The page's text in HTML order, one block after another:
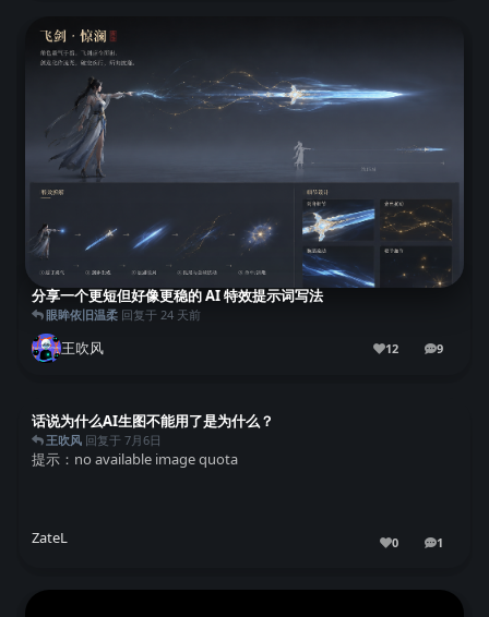
分享一个更短但好像更稳的 AI 特效提示词写法
眼眸依旧温柔回复于 24 天前
王吹风 12 9
9条回复
话说为什么AI生图不能用了是为什么？
王吹风回复于 7月6日
提示：no available image quota
ZateL 0 1
1 条回复